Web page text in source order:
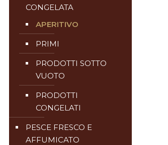
CONGELATA
APERITIVO
PRIMI
PRODOTTI SOTTO
VUOTO
PRODOTTI
CONGELATI
PESCE FRESCO E
AFFUMICATO